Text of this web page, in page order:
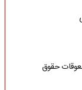
حقوق